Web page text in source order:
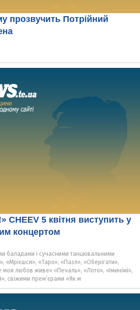
прозвучить Потрійний
CHEEV 5 квітня виступить у
концертом
баладами і сучасними танцювальними
«Мрієшся», «Таро», «Пазл», «Оберігати»,
любов живе» «Печаль», «Лото», «Іминімі»,
свіжими прем’єрами «Як м